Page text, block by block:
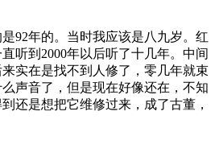
92年的。当时我应该是八九岁。红
听到2000年以后听了十几年。中间
实在是找不到人修了，零几年就束
声音了，但是现在好像还在，不知
还是想把它维修过来，成了古董，